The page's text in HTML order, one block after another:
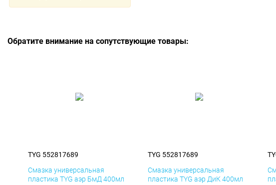
Обратите внимание на сопутствующие товары:
TYG 552817689
Смазка универсальная
пластика TYG аэр БмД 400мл
TYG 552817689
Смазка универсальная
пластика TYG аэр ДиК 400мл